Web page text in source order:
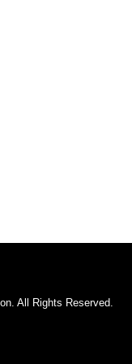
All Rights Reserved.